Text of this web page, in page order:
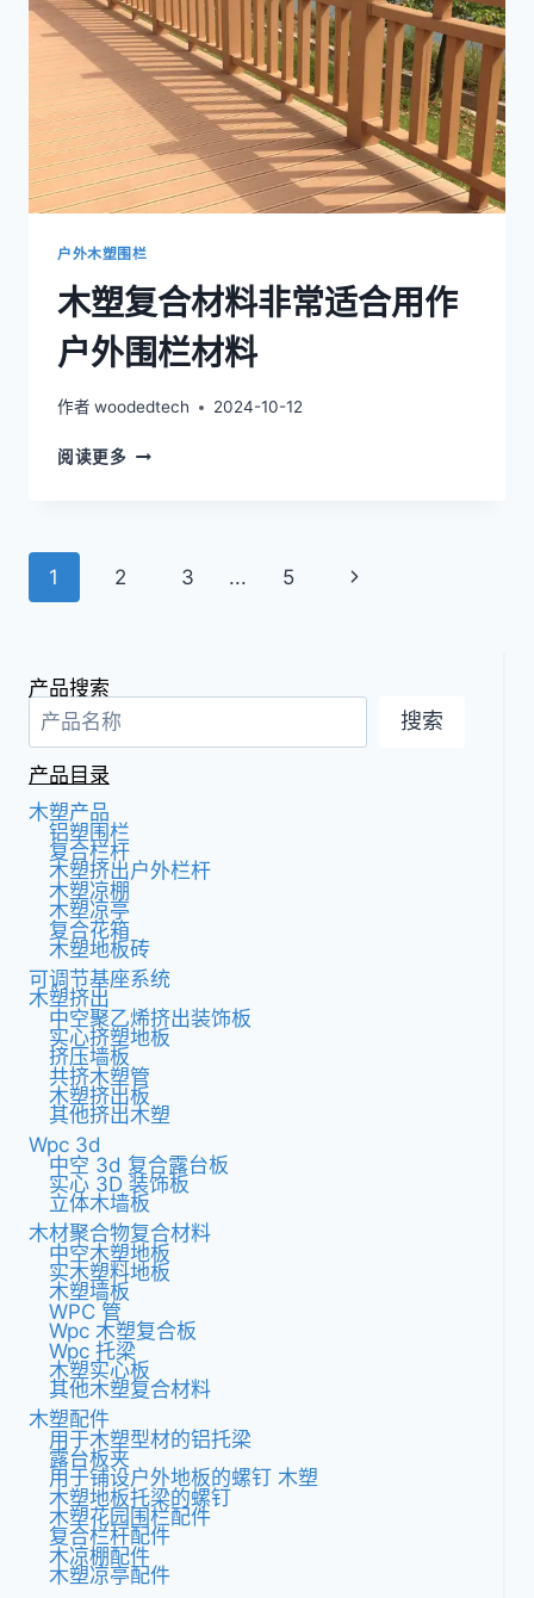
户
外
围
栏
性
能
卓
越
户外木塑围栏
木塑复合材料非常适合用作
户外围栏材料
作者 woodedtech 2024-10-12
阅读更多
用
户
栏
材
料
页
导
航
1 2 3 ... 5
下
产品搜索
搜索
产品目录
木塑产品
铝塑围栏
复合栏杆
木塑挤出户外栏杆
木塑凉棚
木塑凉亭
复合花箱
木塑地板砖
可调节基座系统
木塑挤出
中空聚乙烯挤出装饰板
实心挤塑地板
挤压墙板
共挤木塑管
木塑挤出板
其他挤出木塑
Wpc 3d
中空 3d 复合露台板
实心 3D 装饰板
立体木墙板
木材聚合物复合材料
中空木塑地板
实木塑料地板
木塑墙板
WPC 管
Wpc 木塑复合板
Wpc 托梁
木塑实心板
其他木塑复合材料
木塑配件
用于木塑型材的铝托梁
露台板夹
用于铺设户外地板的螺钉 木塑
木塑地板托梁的螺钉
木塑花园围栏配件
复合栏杆配件
木凉棚配件
木塑凉亭配件